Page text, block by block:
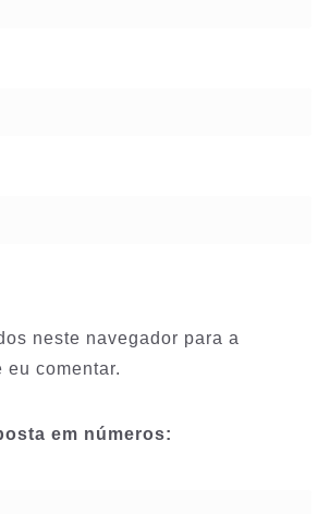
neste navegador para a
eu comentar.
em números: